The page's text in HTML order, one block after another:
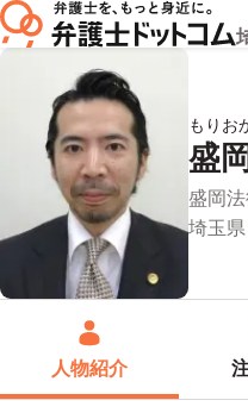
もりお
盛
所属
盛岡
所在
埼玉
人物紹介